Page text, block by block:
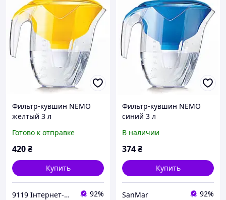
Фильтр-кувшин NEMO
желтый 3 л
Готово к отправке
420₴
Купить
9119 Інтернет-магазин 92%
Фильтр-кувшин NEMO
синий 3 л
В наличии
374₴
Купить
SanMar 92%